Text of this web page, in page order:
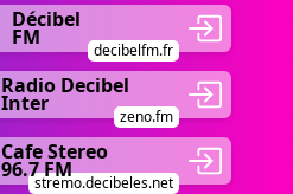
Décibel
FM
decibelfm.fr
Radio Decibel
Inter
zeno.fm
Cafe Stereo
96.7 FM
stremo.decibeles.net